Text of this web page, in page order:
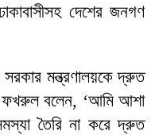
দেশের জনগণ
মন্ত্রণালয়কে দ্রুত
ফখরুল বলেন, ‘আমি আশা
তৈরি না করে দ্রুত